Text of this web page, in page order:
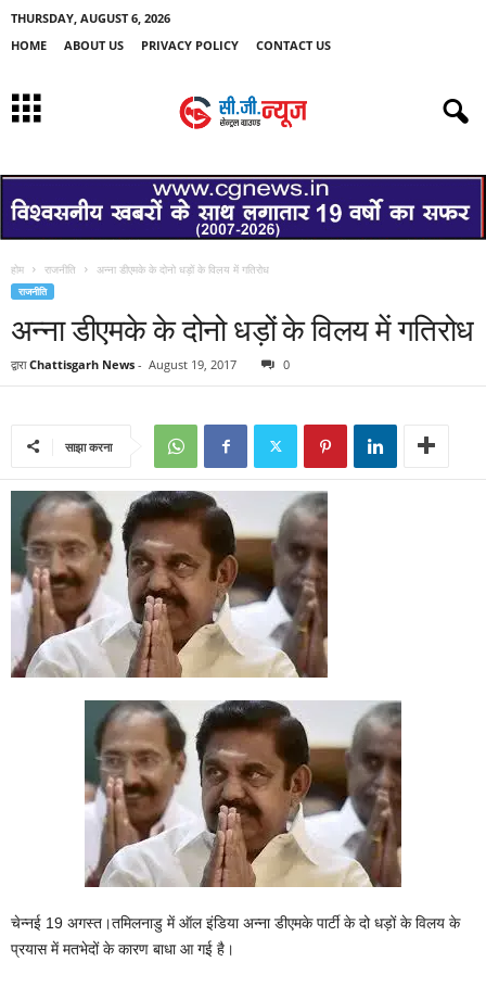
THURSDAY, AUGUST 6, 2026
HOME
ABOUT US PRIVACY POLICY CONTACT US
होम राजनीति अन्ना डीएमके के दोनो धड़ों के विलय में गतिरोध
राजनीति
अन्ना डीएमके के दोनो धड़ों के विलय में गतिरोध
द्वारा Chattisgarh News - August 19, 2017 0
साझा करना
चेन्नई 19 अगस्त।तमिलनाडु में ऑल इंडिया अन्ना डीएमके पार्टी के दो धड़ों के विलय के
प्रयास में मतभेदों के कारण बाधा आ गई है।